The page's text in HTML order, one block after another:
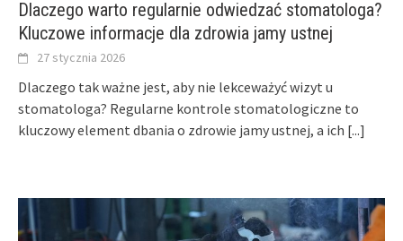
Dlaczego warto regularnie odwiedzać stomatologa?
Kluczowe informacje dla zdrowia jamy ustnej
27 stycznia 2026
Dlaczego tak ważne jest, aby nie lekceważyć wizyt u
stomatologa? Regularne kontrole stomatologiczne to
kluczowy element dbania o zdrowie jamy ustnej, a ich [...]